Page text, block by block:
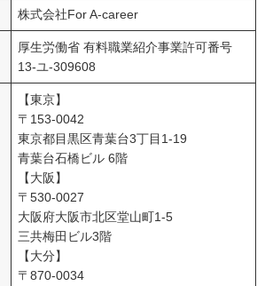
株式会社For A-career
厚生労働省 有料職業紹介事業許可番号
13-ユ-309608
【東京】
〒153-0042
東京都目黒区青葉台3丁目1-19
青葉台石橋ビル 6階
【大阪】
〒530-0027
大阪府大阪市北区堂山町1-5
三共梅田ビル3階
【大分】
〒870-0034